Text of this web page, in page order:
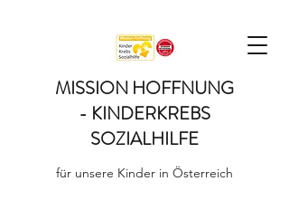
MISSION HOFFNUNG
- KINDERKREBS
SOZIALHILFE
für unsere Kinder in Österreich